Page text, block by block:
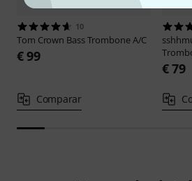
10
Tom Crown Bass Trombone A/C
€ 99
Comparar
€ 79